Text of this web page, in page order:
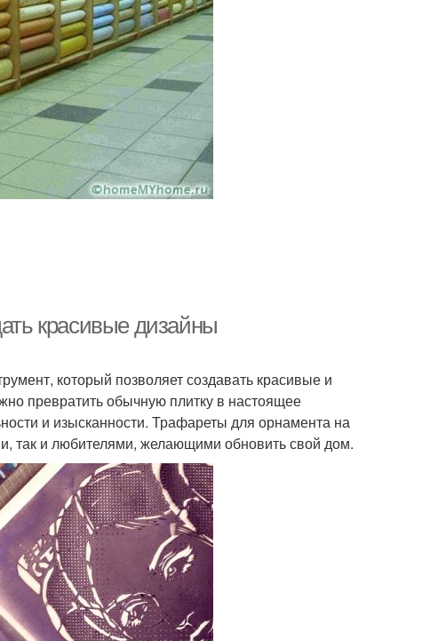
красивые дизайны
который позволяет создавать красивые и
превратить обычную плитку в настоящее
и изысканности. Трафареты для орнамента на
так и любителями, желающими обновить свой дом.